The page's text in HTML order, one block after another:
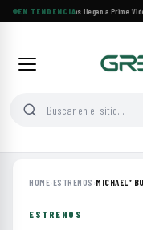
EN TENDENCIA
Más de 160 estrenos llegan a Prime
HOME›ESTRENOS ›MICHAEL”
ESTRENOS